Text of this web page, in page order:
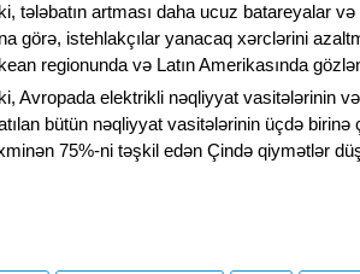
tələbatın artması daha ucuz batareyalar
görə, istehlakçılar yanacaq xərclərini
regionunda və Latın Amerikasında
Avropada elektrikli nəqliyyat vasitələrinin
bütün nəqliyyat vasitələrinin üçdə
75%-ni təşkil edən Çində qiymətlər